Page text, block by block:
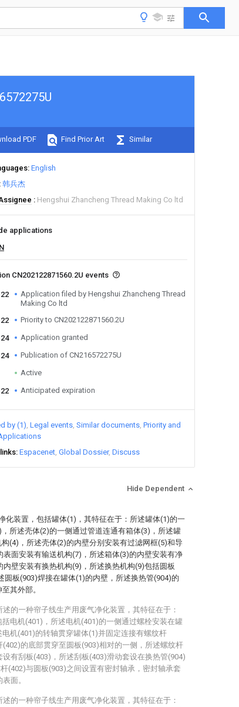
PDF Find Prior Art Similar
English
韩兵杰
Hengshui Zhancheng Thread Making Co ltd
applications
CN202122871560.2U events
Application filed by Hengshui Zhancheng Thread
Making Co ltd
Priority to CN202122871560.2U
Application granted
Publication of CN216572275U
Active
Anticipated expiration
by (1) Legal events Similar documents Priority and
Espacenet Global Dossier Discuss
Hide Dependent
化装置，包括罐体(1)，其特征在于：所述罐体(1)的一
所述壳体(2)的一侧通过管道连通有箱体(3)，所述罐
(4)，所述壳体(2)的内壁分别安装有过滤网框(5)和导
表面安装有输送机构(7)，所述箱体(3)的内壁安装有净
壁安装有换热机构(9)，所述换热机构(9)包括圆板
圆板(903)焊接在罐体(1)的内壁，所述换热管(904)的
其外部。
的一种帘子线生产用废气净化装置，其特征在于：
电机(401)，所述电机(401)的一侧通过螺栓安装在罐
机(401)的转轴贯穿罐体(1)并固定连接有螺纹杆
(402)的底部贯穿至圆板(903)相对的一侧，所述螺纹杆
设有刮板(403)，所述刮板(403)滑动套设在换热管(904)
(402)与圆板(903)之间设置有密封轴承，密封轴承套
面。
的一种帘子线生产用废气净化装置，其特征在于：